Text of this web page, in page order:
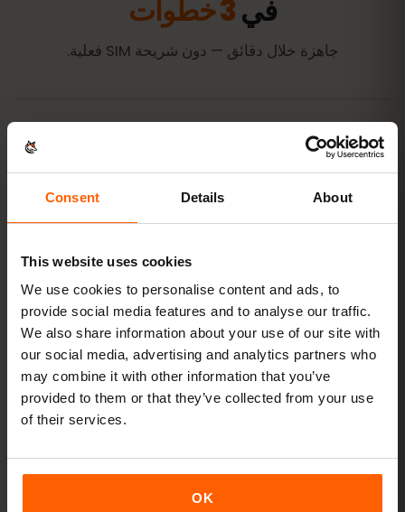
Consent Details About
This website uses cookies
We use cookies to personalise content and ads, to
provide social media features and to analyse our traffic.
We also share information about your use of our site with
our social media, advertising and analytics partners who
may combine it with other information that you’ve
provided to them or that they’ve collected from your use
of their services.
OK
في3 خطوات
جاهزة خلال دقائق — دون شريحة SIM فعلية.
اشترِ باقةرمز QR فورًا عبر البريد
اتصل بالإنترنتفعّل تجوال البيانات في موريشيوس
لا يستغرق الإعداد سوى دقيقتين: iPhone
الإعدادات → بيانات
الجوّال → إضافة eSIM، Android الشبكة والإنترنت → شرائح SIM
.
تبدأ صلاحية باقتك من أول استخدام وليس عند الشراء.
هل جهازك يدعم eSIM؟ تحقّق من التوافق